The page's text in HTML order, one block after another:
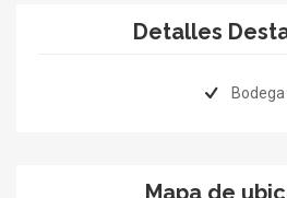
Detalles
Bodega
Mapa de